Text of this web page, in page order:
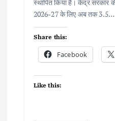
स्थापित किया है। केंद्र सरकार
2026-27 के लिए अब तक 3.5…
Share this:
Facebook
Like this: